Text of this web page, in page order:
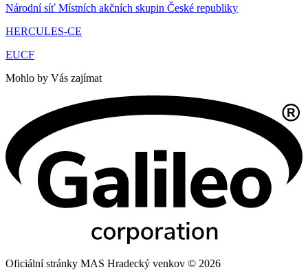
Národní síť Místních akčních skupin České republiky
HERCULES-CE
EUCF
Mohlo by Vás zajímat
Oficiální stránky MAS Hradecký venkov © 2026